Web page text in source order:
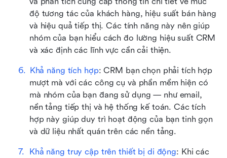
độ tương tác của khách hàng, hiệu suất bán hàng
và hiệu quả tiếp thị. Các tính năng này nên giúp
nhóm của bạn hiểu cách đo lường hiệu suất CRM
và xác định các lĩnh vực cần cải thiện.
Khả năng tích hợp: CRM bạn chọn phải tích hợp
mượt mà với các công cụ và phần mềm hiện có
mà nhóm của bạn đang sử dụng — như email,
nền tảng tiếp thị và hệ thống kế toán. Các tích
hợp này giúp duy trì hoạt động của bạn tinh gọn
và dữ liệu nhất quán trên các nền tảng.
Khả năng truy cập trên thiết bị di động: Khi các